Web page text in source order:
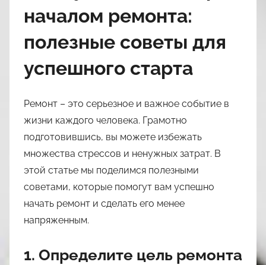
о
n
a
l
3
9
началом ремонта:
полезные советы для
успешного старта
Ремонт – это серьезное и важное событие в
жизни каждого человека. Грамотно
подготовившись, вы можете избежать
множества стрессов и ненужных затрат. В
этой статье мы поделимся полезными
советами, которые помогут вам успешно
начать ремонт и сделать его менее
напряженным.
1. Определите цель ремонта